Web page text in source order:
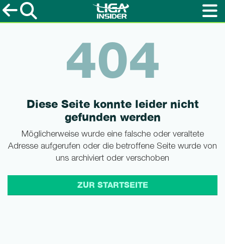
404
Diese Seite konnte leider nicht
gefunden werden
Möglicherweise wurde eine falsche oder veraltete
Adresse aufgerufen oder die betroffene Seite wurde von
uns archiviert oder verschoben
ZUR STARTSEITE